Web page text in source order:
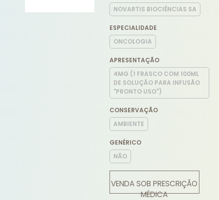
NOVARTIS BIOCIÊNCIAS SA
ESPECIALIDADE
ONCOLOGIA
APRESENTAÇÃO
4MG (1 FRASCO COM 100ML
DE SOLUÇÃO PARA INFUSÃO
"PRONTO USO")
CONSERVAÇÃO
AMBIENTE
GENÉRICO
NÃO
VENDA SOB PRESCRIÇÃO
MÉDICA